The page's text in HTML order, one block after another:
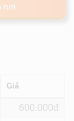
nơi
Giá
600